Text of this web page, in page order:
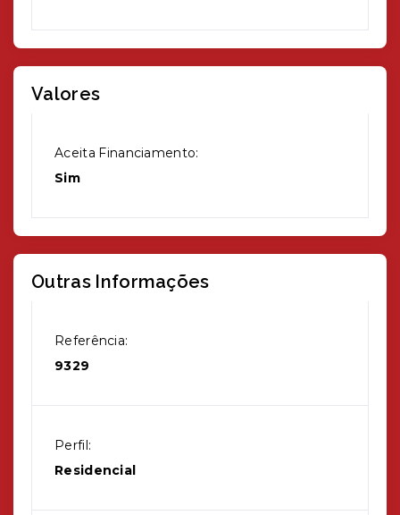
Valores
Aceita Financiamento:
Sim
Outras Informações
Referência:
9329
Perfil:
Residencial